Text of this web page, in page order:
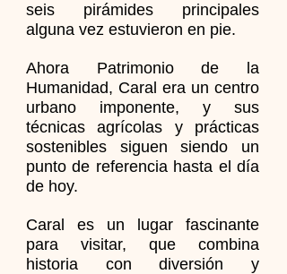
seis pirámides principales
alguna vez estuvieron en pie.
Ahora Patrimonio de la
Humanidad, Caral era un centro
urbano imponente, y sus
técnicas agrícolas y prácticas
sostenibles siguen siendo un
punto de referencia hasta el día
de hoy.
Caral es un lugar fascinante
para visitar, que combina
historia con diversión y